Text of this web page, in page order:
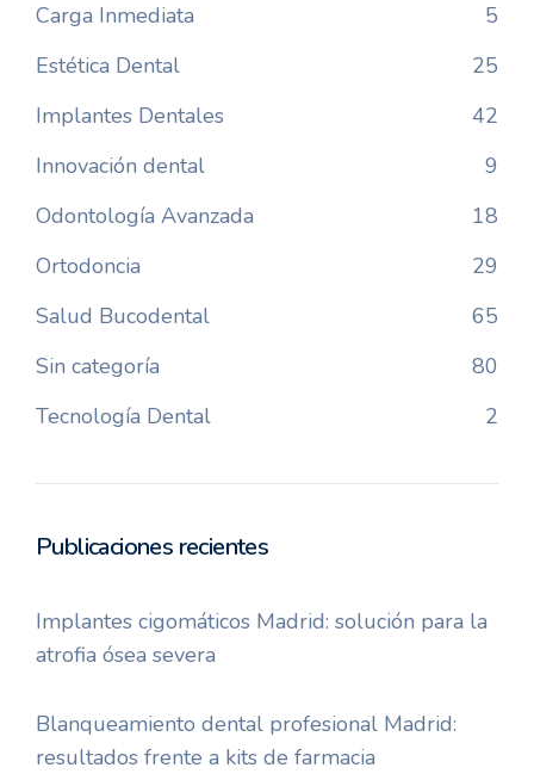
Carga Inmediata
5
Estética Dental
25
Implantes Dentales
42
Innovación dental
9
Odontología Avanzada
18
Ortodoncia
29
Salud Bucodental
65
Sin categoría
80
Tecnología Dental
2
Publicaciones recientes
Implantes cigomáticos Madrid: solución para la
atrofia ósea severa
Blanqueamiento dental profesional Madrid:
resultados frente a kits de farmacia